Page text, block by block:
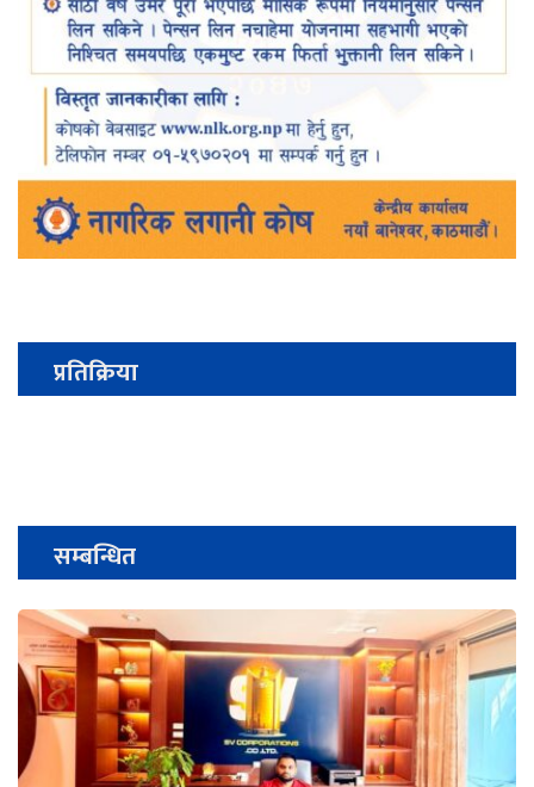
प्रतिक्रिया
सम्बन्धित